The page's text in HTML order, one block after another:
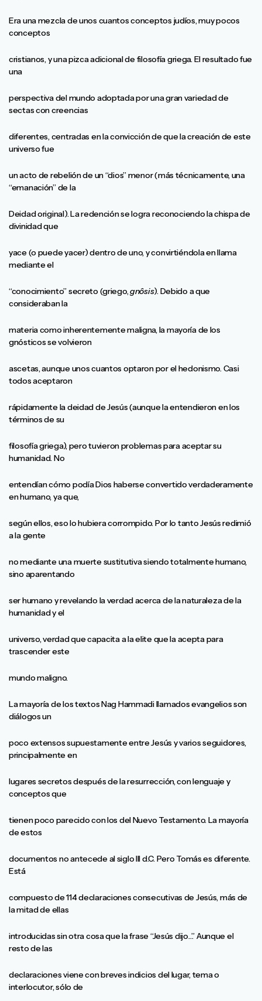
Era una mezcla de unos cuantos conceptos judíos, muy pocos
conceptos
cristianos, y una pizca adicional de filosofía griega. El resultado fue
una
perspectiva del mundo adoptada por una gran variedad de
sectas con creencias
diferentes, centradas en la convicción de que la creación de este
universo fue
un acto de rebelión de un “dios” menor (más técnicamente, una
“emanación” de la
Deidad original). La redención se logra reconociendo la chispa de
divinidad que
yace (o puede yacer) dentro de uno, y convirtiéndola en llama
mediante el
“conocimiento” secreto (griego,gnôsis). Debido a que
consideraban la
materia como inherentemente maligna, la mayoría de los
gnósticos se volvieron
ascetas, aunque unos cuantos optaron por el hedonismo. Casi
todos aceptaron
rápidamente la deidad de Jesús (aunque la entendieron en los
términos de su
filosofía griega), pero tuvieron problemas para aceptar su
humanidad. No
entendían cómo podía Dios haberse convertido verdaderamente
en humano, ya que,
según ellos, eso lo hubiera corrompido. Por lo tanto Jesús redimió
a la gente
no mediante una muerte sustitutiva siendo totalmente humano,
sino aparentando
ser humano y revelando la verdad acerca de la naturaleza de la
humanidad y el
universo, verdad que capacita a la elite que la acepta para
trascender este
mundo maligno.
La mayoría de los textos Nag Hammadi llamados evangelios son
diálogos un
poco extensos supuestamente entre Jesús y varios seguidores,
principalmente en
lugares secretos después de la resurrección, con lenguaje y
conceptos que
tienen poco parecido con los del Nuevo Testamento. La mayoría
de estos
documentos no antecede al siglo III d.C. Pero Tomás es diferente.
Está
compuesto de 114 declaraciones consecutivas de Jesús, más de
la mitad de ellas
introducidas sin otra cosa que la frase “Jesús dijo…” Aunque el
resto de las
declaraciones viene con breves indicios del lugar, tema o
interlocutor, sólo de